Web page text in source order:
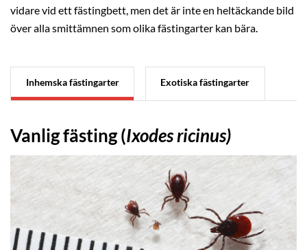
vidare vid ett fästingbett, men det är inte en heltäckande bild
över alla smittämnen som olika fästingarter kan bära.
Inhemska fästingarter Exotiska fästingarter
Vanlig fästing (Ixodes ricinus)